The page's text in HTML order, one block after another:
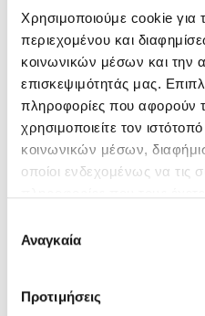
Χρησιμοποιούμε cookie για
περιεχομένου και
κοινωνικών μέσων και την
επισκεψιμότητάς μας.
πληροφορίες που αφορούν
χρησιμοποιείτε τον
κοινωνικών μέσων,
οποίοι ενδεχομένως να τις
των υπηρεσιών τους.
συγκατάθεσης
Αναγκαία
Προτιμήσεις
Accommodation Type
Number of adults
Where did you find us